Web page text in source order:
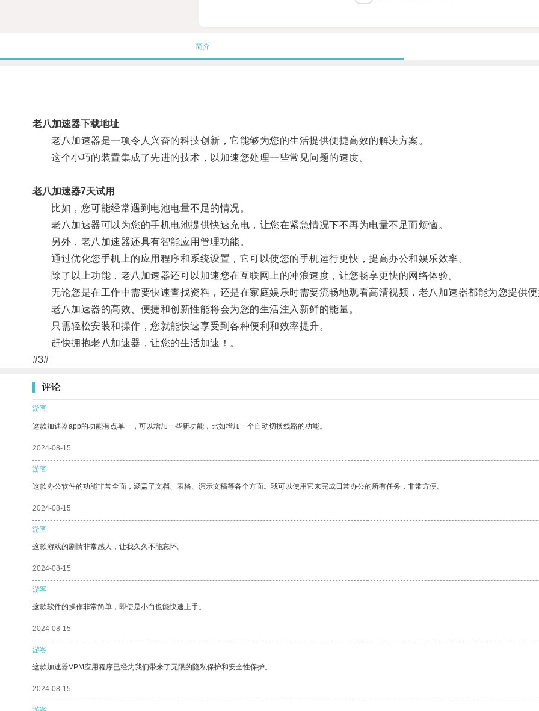
简介
老八加速器下载地址
老八加速器是一项令人兴奋的科技创新，它能够为您的生活提供便捷高效的解决方案。
这个小巧的装置集成了先进的技术，以加速您处理一些常见问题的速度。
老八加速器7天试用
比如，您可能经常遇到电池电量不足的情况。
老八加速器可以为您的手机电池提供快速充电，让您在紧急情况下不再为电量不足而烦恼。
另外，老八加速器还具有智能应用管理功能。
通过优化您手机上的应用程序和系统设置，它可以使您的手机运行更快，提高办公和娱乐效率。
除了以上功能，老八加速器还可以加速您在互联网上的冲浪速度，让您畅享更快的网络体验。
无论您是在工作中需要快速查找资料，还是在家庭娱乐时需要流畅地观看高清视频，老八加速器都能为您提供便
老八加速器的高效、便捷和创新性能将会为您的生活注入新鲜的能量。
只需轻松安装和操作，您就能快速享受到各种便利和效率提升。
赶快拥抱老八加速器，让您的生活加速！。
#3#
评论
游客
这款加速器app的功能有点单一，可以增加一些新功能，比如增加一个自动切换线路的功能。
2024-08-15
游客
这款办公软件的功能非常全面，涵盖了文档、表格、演示文稿等各个方面。我可以使用它来完成日常办公的所有任务，非常方便。
2024-08-15
游客
这款游戏的剧情非常感人，让我久久不能忘怀。
2024-08-15
游客
这款软件的操作非常简单，即使是小白也能快速上手。
2024-08-15
游客
这款加速器VPM应用程序已经为我们带来了无限的隐私保护和安全性保护。
2024-08-15